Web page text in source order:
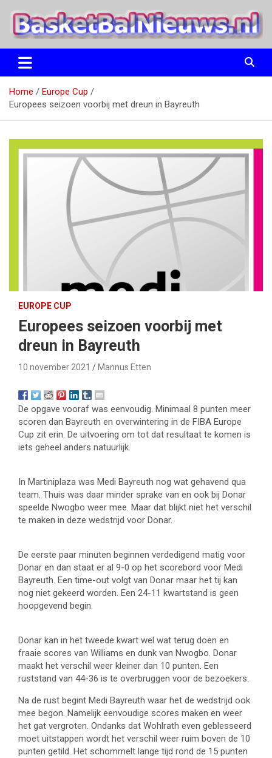
naar
BasketBalNieuws.nl
Etten
Home
Europe Cup
Europees seizoen voorbij met dreun in Bayreuth
EUROPE CUP
Europees seizoen voorbij met
dreun in Bayreuth
10 november 2021 Mannus Etten
De opgave vooraf was eenvoudig. Minimaal 8 punten meer
scoren dan Bayreuth en overwintering in de FIBA Europe
Cup zit erin. De uitvoering om tot dat resultaat te komen is
iets geheel anders natuurlijk.
In Martiniplaza was Medi Bayreuth nog wat gehavend qua
team. Thuis was daar minder sprake van en ook bij Donar
speelde Nwogbo weer mee. Maar dat blijkt niet het verschil
te maken in deze wedstrijd voor Donar.
De eerste paar minuten beginnen verdedigend matig voor
Donar en dan staat er al 9-0 op het scorebord voor Medi
Bayreuth. Een time-out volgt van Donar maar het tij kan
nog niet gekeerd worden. Een 24-11 kwartstand is geen
hoopgevend begin.
Donar kan in het tweede kwart wel wat terug doen en
fraaie scores van Williams en dunk van Nwogbo. Donar
maakt het verschil weer kleiner dan 10 punten. Een
ruststand van 44-36 is te overbruggen voor de bezoekers.
Na de rust begint Medi Bayreuth waar het de wedstrijd ook
mee begon. Namelijk eenvoudige scores maken en weer
het gat vergroten. Ondanks dat Wohlrath even geblesseerd
moet uitstappen wordt het verschil weer ruim boven de 10
punten getild. Het schommelt lange tijd rond de 15 punten